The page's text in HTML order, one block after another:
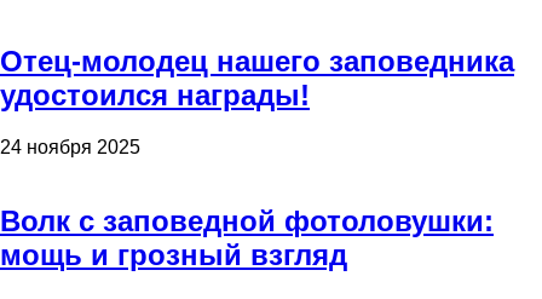
Отец-молодец нашего заповедника
удостоился награды!
24 ноября 2025
Волк с заповедной фотоловушки:
мощь и грозный взгляд